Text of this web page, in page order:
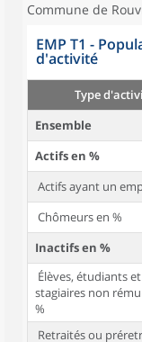
Commune de
EMP T1 -
d'activité
Type
Ensemble
Actifs en %
Actifs ayant un
Chômeurs en %
Inactifs en %
Élèves, étudiants et
stagiaires non
%
Retraités ou